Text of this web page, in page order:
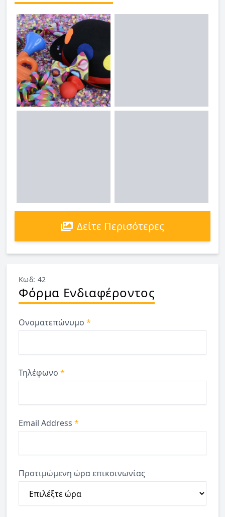
Δείτε Περισότερες
Κωδ: 42
Φόρμα Ενδιαφέροντος
Ονοματεπώνυμο *
Τηλέφωνο *
Email Address *
Προτιμώμενη ώρα επικοινωνίας